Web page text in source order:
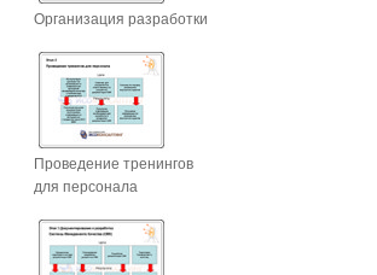
Организация разработки
Проведение тренингов
для персонала